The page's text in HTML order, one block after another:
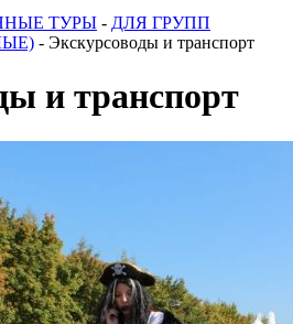
ТУРЫ - ДЛЯ ГРУПП
- Экскурсоводы и транспорт
и транспорт